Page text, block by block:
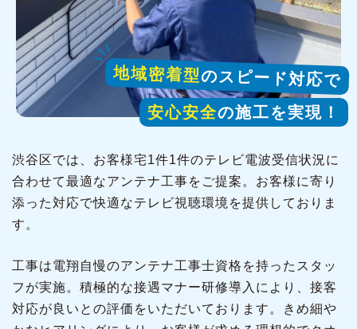
地域密着型のスピード対応で
安心安全の施工を実現！
渋谷区では、お客様宅1件1件のテレビ電波受信状況に
合わせて最適なアンテナ工事をご提案。お客様に寄り
添った対応で快適なテレビ視聴環境を提供しておりま
す。
工事は電翔自慢のアンテナ工事士資格を持ったスタッ
フが実施。積極的な接遇マナー研修導入により、接客
対応が良いとの評価をいただいております。きめ細や